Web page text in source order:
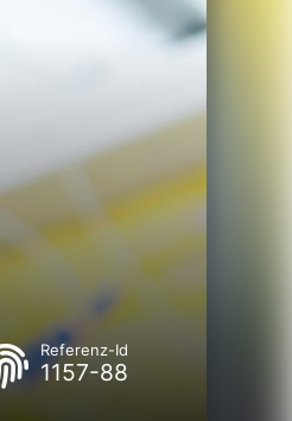
Referenz-Id
1157-88